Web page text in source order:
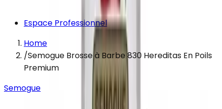
Espace Professionnel
Home
/Semogue Brosse à Barbe 830 Hereditas En Poils
Premium
Semogue